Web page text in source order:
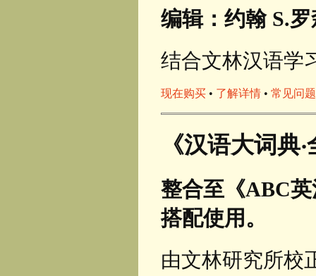
编辑：约翰 S.
结合文林汉语学
现在购买 • 了解详情 • 常见问
《汉语大词典
整合至《ABC
搭配使用。
由文林研究所校